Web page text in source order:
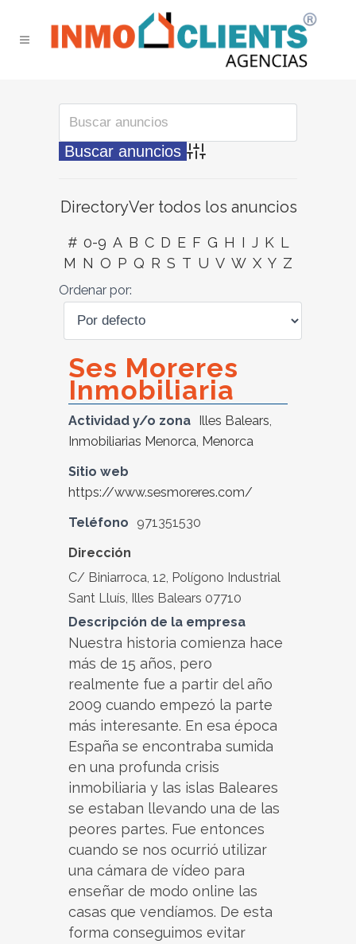
Búsqueda avanzada
DirectoryVer todos los anuncios
# 0-9 A B C D E F G H I J K L
M N O P Q R S T U V W X Y Z
Ordenar por:
Ses Moreres
Inmobiliaria
Actividad y/o zona Illes Balears,
Inmobiliarias Menorca, Menorca
Sitio web
https://www.sesmoreres.com/
Teléfono
971351530
Dirección
C/ Biniarroca, 12, Polígono Industrial
Sant Lluís, Illes Balears 07710
Descripción de la empresa
Nuestra historia comienza hace
más de 15 años, pero
realmente fue a partir del año
2009 cuando empezó la parte
más interesante. En esa época
España se encontraba sumida
en una profunda crisis
inmobiliaria y las islas Baleares
se estaban llevando una de las
peores partes. Fue entonces
cuando se nos ocurrió utilizar
una cámara de vídeo para
enseñar de modo online las
casas que vendíamos. De esta
forma conseguimos evitar